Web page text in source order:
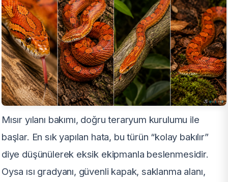
Mısır yılanı bakımı, doğru teraryum kurulumu ile
başlar. En sık yapılan hata, bu türün “kolay bakılır”
diye düşünülerek eksik ekipmanla beslenmesidir.
Oysa ısı gradyanı, güvenli kapak, saklanma alanı,